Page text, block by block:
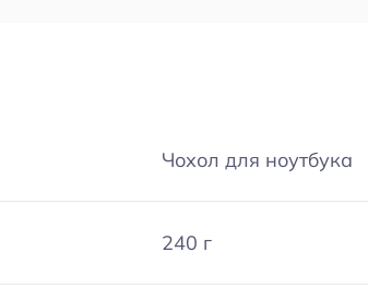
Чохол для ноутбука
240 г